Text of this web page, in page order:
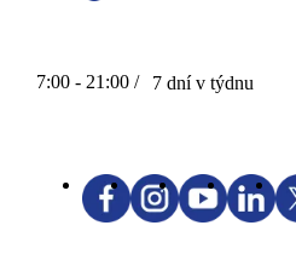
7:00 - 21:00 / 7 dní v týdnu